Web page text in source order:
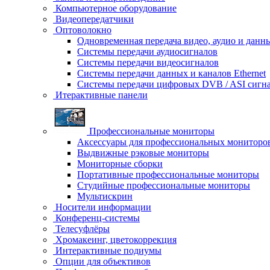
Компьютерное оборудование
Видеопередатчики
Оптоволокно
Одновременная передача видео, аудио и
Системы передачи аудиосигналов
Системы передачи видеосигналов
Системы передачи данных и каналов Ethernet
Системы передачи цифровых DVB / ASI
Итерактивные панели
Профессиональные мониторы
Аксессуары для профессиональных
Выдвижные рэковые мониторы
Мониторные сборки
Портативные профессиональные мониторы
Студийные профессиональные мониторы
Мультискрин
Носители информации
Конференц-системы
Телесуфлёры
Хромакеинг, цветокоррекция
Интерактивные подиумы
Опции для объективов